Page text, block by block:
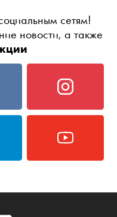
сетям!
новости, а также